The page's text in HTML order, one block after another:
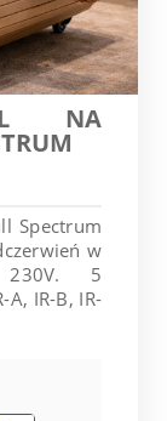
NA
Spectrum
w
230V. 5
IR-B, IR-